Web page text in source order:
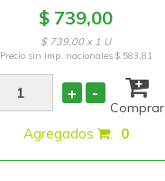
$ 739,00
$ 739,00 x 1 U
Precio sin imp. nacionales $ 583,81
+ -
Comprar
Agregados : 0